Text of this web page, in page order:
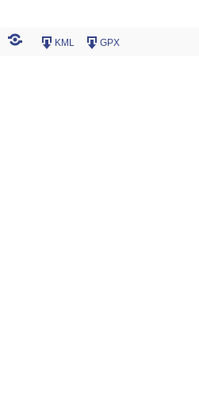
KML GPX